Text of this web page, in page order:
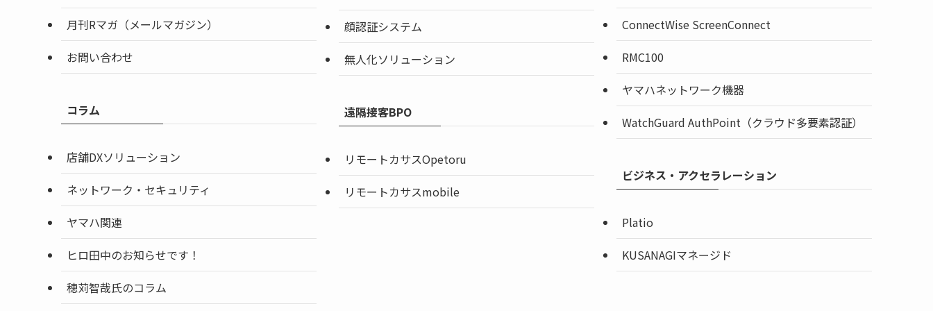
月刊Rマガ（メールマガジン）
お問い合わせ
コラム
店舗DXソリューション
ネットワーク・セキュリティ
ヤマハ関連
ヒロ田中のお知らせです！
穂苅智哉氏のコラム
顔認証システム
無人化ソリューション
遠隔接客BPO
リモートカサスOpetoru
リモートカサスmobile
ConnectWise ScreenConnect
RMC100
ヤマハネットワーク機器
WatchGuard AuthPoint（クラウド多要素認証）
ビジネス・アクセラレーション
Platio
KUSANAGIマネージド